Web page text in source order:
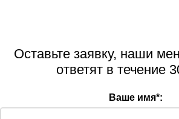
Оставьте заявку, наши
ответят в течение
Ваше имя*: